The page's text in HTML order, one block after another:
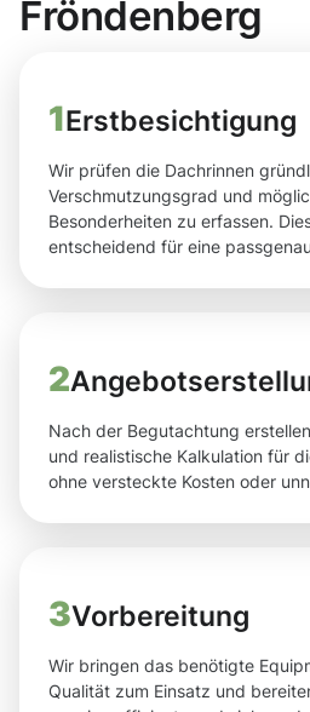
Fröndenberg
1Erstbesichtigung
Wir prüfen die Dachrinnen
Verschmutzungsgrad und
Besonderheiten zu erfassen.
entscheidend für eine
2
Nach der Begutachtung
und realistische Kalkulation für
ohne versteckte Kosten oder
3Vorbereitung
Wir bringen das benötigte
Qualität zum Einsatz und